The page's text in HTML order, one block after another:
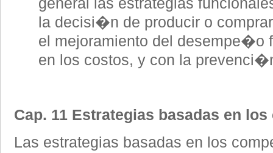
la decisi�n de producir o
el mejoramiento del desempe�o
en los costos, y con la
Cap. 11 Estrategias basadas en
Las estrategias basadas en los